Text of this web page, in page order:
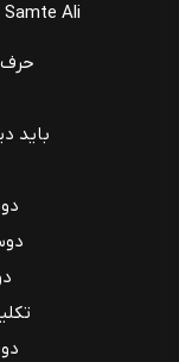
Ali
باید